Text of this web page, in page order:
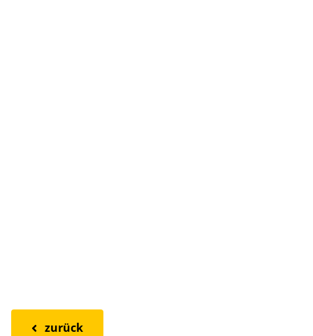
zurück